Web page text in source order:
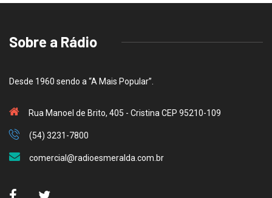
Sobre a Rádio
Desde 1960 sendo a “A Mais Popular”.
Rua Manoel de Brito, 405 - Cristina CEP 95210-109
(54) 3231-7800
comercial@radioesmeralda.com.br